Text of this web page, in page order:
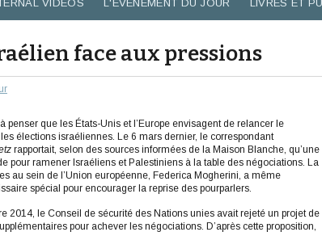
VIDEOS L'ÉVÉNEMENT DU JOUR LIVRES ET
face aux pressions
penser que les États-Unis et l’Europe envisagent de relancer le
élections israéliennes. Le 6 mars dernier, le correspondant
rapportait, selon des sources informées de la Maison Blanche, qu’une
pour ramener Israéliens et Palestiniens à la table des négociations. La
au sein de l’Union européenne, Federica Mogherini, a même
spécial pour encourager la reprise des pourparlers.
2014, le Conseil de sécurité des Nations unies avait rejeté un projet de
pour achever les négociations. D’après cette proposition,